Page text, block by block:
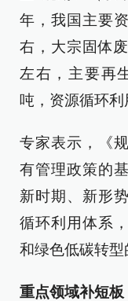
年，我国主要
右，大宗固体
左右，主要再
吨，资源循环利
专家表示，《
有管理政策的
新时期、新形
循环利用体系
和绿色低碳转型
重点领域补短板